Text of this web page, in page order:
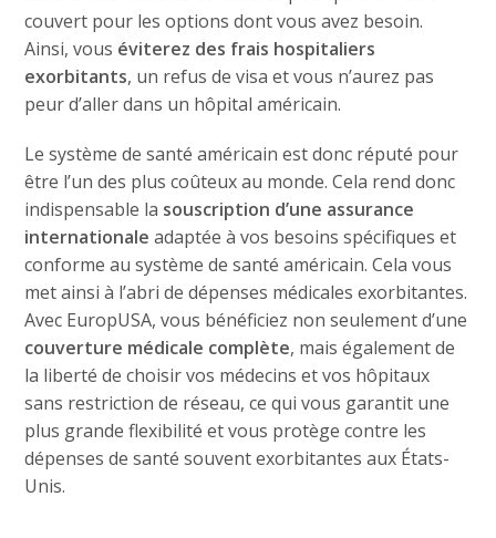
couvert pour les options dont vous avez besoin.
Ainsi, vous éviterez des frais hospitaliers
exorbitants, un refus de visa et vous n’aurez pas
peur d’aller dans un hôpital américain.
Le système de santé américain est donc réputé pour
être l’un des plus coûteux au monde. Cela rend donc
indispensable la souscription d’une assurance
internationale adaptée à vos besoins spécifiques et
conforme au système de santé américain. Cela vous
met ainsi à l’abri de dépenses médicales exorbitantes.
Avec EuropUSA, vous bénéficiez non seulement d’une
couverture médicale complète, mais également de
la liberté de choisir vos médecins et vos hôpitaux
sans restriction de réseau, ce qui vous garantit une
plus grande flexibilité et vous protège contre les
dépenses de santé souvent exorbitantes aux États-
Unis.